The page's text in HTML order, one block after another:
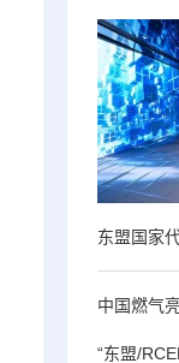
东盟国家
中国燃气
“东盟/